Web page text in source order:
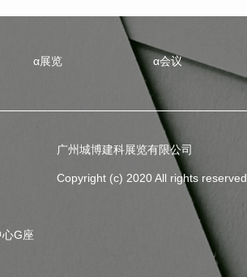
α展览 α会议
G座
广州城博建科展览有限公司
Copyright (c) 2020 All rights reserved.